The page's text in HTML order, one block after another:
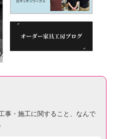
事・施工に関すること、 なんで